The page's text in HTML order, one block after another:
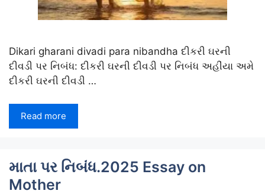
Dikari gharani divadi para nibandha દીકરી ઘરની
દીવડી પર નિબંધ: દીકરી ઘરની દીવડી પર નિબંધ અહીંયા અમે
દીકરી ઘરની દીવડી …
Read more
માતા પર નિબંધ.2025 Essay on
Mother